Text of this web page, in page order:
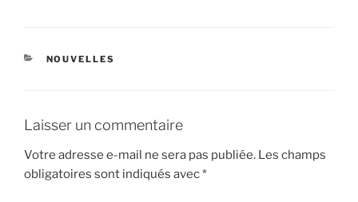
CATÉGORIES
NOUVELLES
Laisser un commentaire
Votre adresse e-mail ne sera pas publiée. Les champs
obligatoires sont indiqués avec*